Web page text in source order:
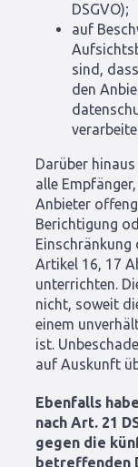
DSGVO);
auf
sind,
den
Darüber
alle
Anbieter
Berichtigung
Artikel 16, 17
unterrichten.
nicht, soweit
einem
ist.
auf Auskunft
Ebenfalls
nach Art. 21
gegen die
betreffenden